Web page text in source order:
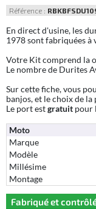
Référence :
En direct d'usine, les
1978 sont fabriquées à
Votre Kit comprend la
Le nombre de Durites
Sur cette fiche, vous
banjos, et le choix de
Le port estgratuit pour
Moto
Marque
Modèle
Millésime
Montage
Fabriqué et